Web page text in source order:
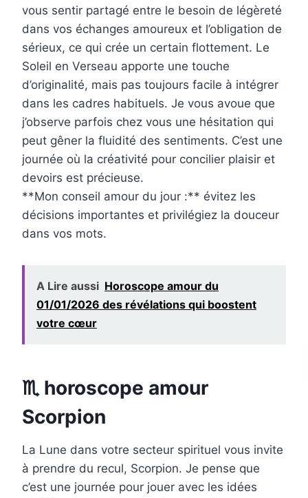
vous sentir partagé entre le besoin de légèreté
dans vos échanges amoureux et l’obligation de
sérieux, ce qui crée un certain flottement. Le
Soleil en Verseau apporte une touche
d’originalité, mais pas toujours facile à intégrer
dans les cadres habituels. Je vous avoue que
j’observe parfois chez vous une hésitation qui
peut gêner la fluidité des sentiments. C’est une
journée où la créativité pour concilier plaisir et
devoirs est précieuse.
**Mon conseil amour du jour :** évitez les
décisions importantes et privilégiez la douceur
dans vos mots.
A Lire aussi Horoscope amour du
01/01/2026 des révélations qui boostent
votre cœur
♏ horoscope amour
Scorpion
La Lune dans votre secteur spirituel vous invite
à prendre du recul, Scorpion. Je pense que
c’est une journée pour jouer avec les idées